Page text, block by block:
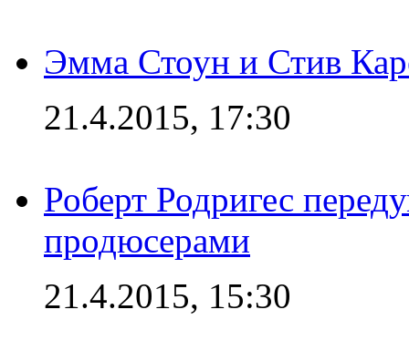
Эмма Стоун и Стив
21.4.2015, 17:30
Роберт Родригес
продюсерами
21.4.2015, 15:30